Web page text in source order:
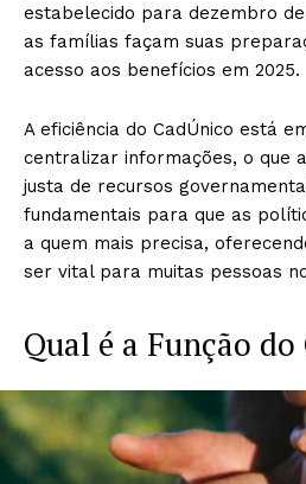
estabelecido para dezembro
as famílias façam suas
acesso aos benefícios em 2025.
A eficiência do CadÚnico está
centralizar informações, o que
justa de recursos
fundamentais para que as
a quem mais precisa,
ser vital para muitas pessoas
Qual é a Função do